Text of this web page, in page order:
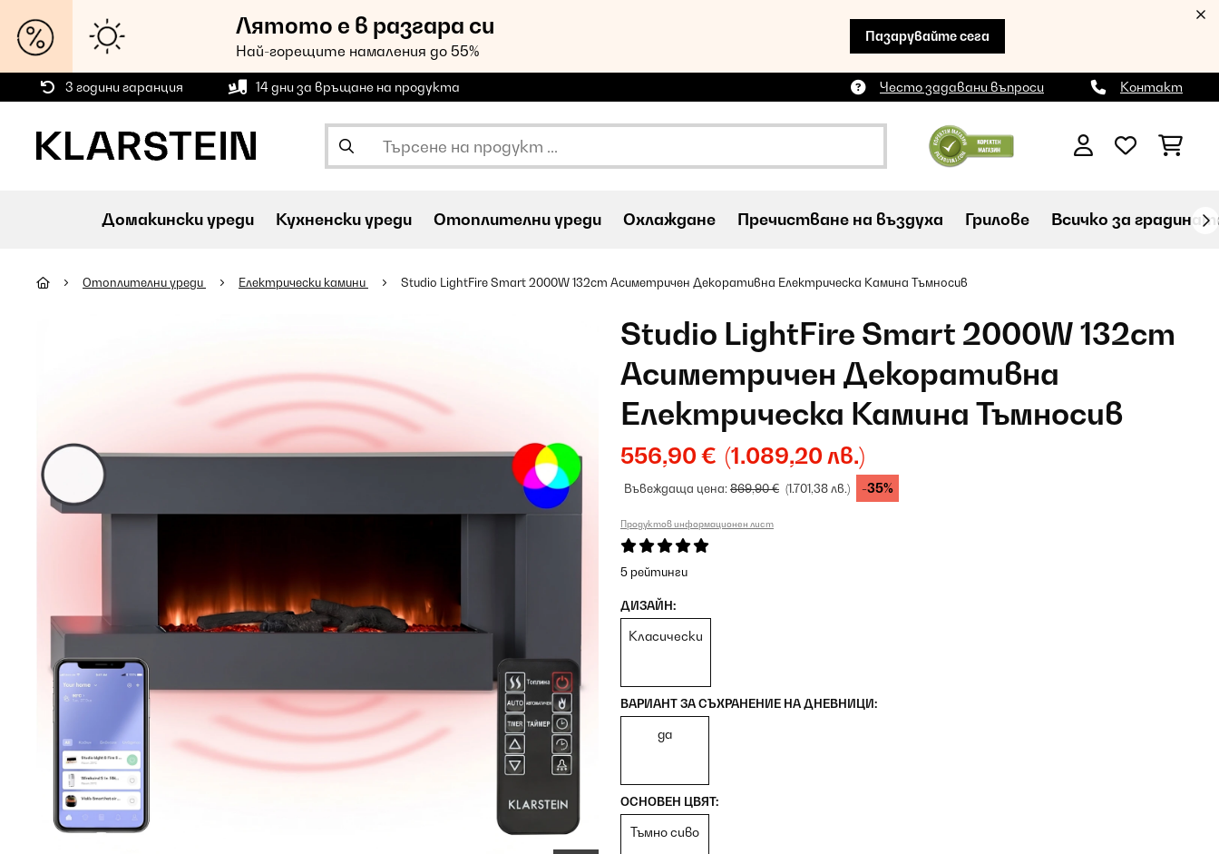
Лятото е в разгара си
Най-горещите намаления до 55%
Пазарувайте сега
3 години гаранция 14 дни за връщане на продукта Често задавани въпроси Контакт
Домакински уреди Кухненски уреди Oтоплителни уреди Охлаждане Пречистване на въздуха Грилове Всичко за
Oтоплителни уреди Електрически камини Studio LightFire Smart 2000W 132cm Асиметричен Декоративна Електрическа Камина Тъмносив
Studio LightFire Smart 2000W 132cm
Асиметричен Декоративна
Електрическа Камина Тъмносив
556,90 € (1.089,20 лв.)
Въвеждаща цена:869,90 € (1.701,38 лв.) -35%
Продуктов информационен лист
5 рейтинги
ДИЗАЙН:
Класически
ВАРИАНТ ЗА СЪХРАНЕНИЕ НА ДНЕВНИЦИ:
да
ОСНОВЕН ЦВЯТ:
Тъмно сиво